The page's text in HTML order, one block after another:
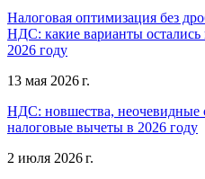
Налоговая оптимизация без
НДС: какие варианты остались
2026 году
13 мая 2026 г.
НДС: новшества, неочевидные
налоговые вычеты в 2026 году
2 июля 2026 г.